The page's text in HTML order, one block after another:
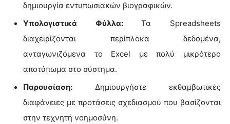
δημιουργία εντυπωσιακών βιογραφικών.
Υπολογιστικά Φύλλα:Τα Spreadsheets
διαχειρίζονται περίπλοκα δεδομένα,
ανταγωνιζόμενα το Excel με πολύ μικρότερο
αποτύπωμα στο σύστημα.
Παρουσίαση: Δημιουργήστε εκθαμβωτικές
διαφάνειες με προτάσεις σχεδιασμού που βασίζονται
στην τεχνητή νοημοσύνη.